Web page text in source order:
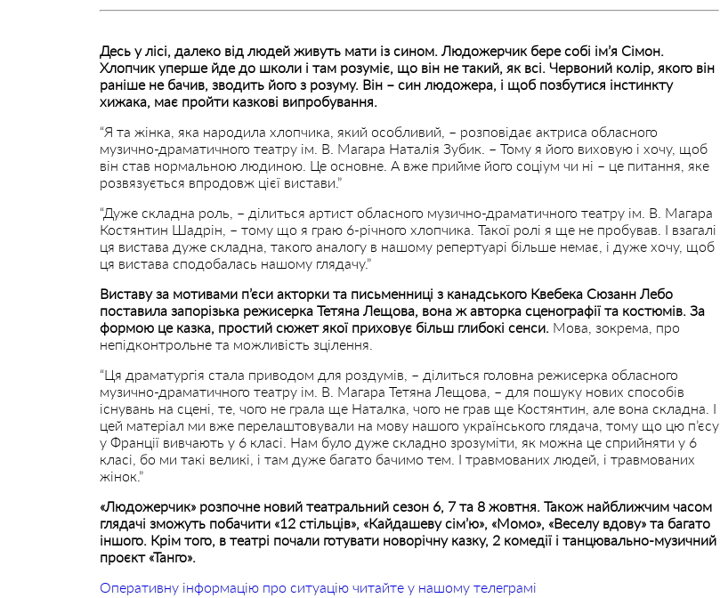
Десь у лісі, далеко від людей живуть мати із сином. Людожерчик бере собі ім’я Сімон.
Хлопчик уперше йде до школи і там розуміє, що він не такий, як всі. Червоний колір, якого він
раніше не бачив, зводить його з розуму. Він – син людожера, і щоб позбутися інстинкту
хижака, має пройти казкові випробування.
“Я та жінка, яка народила хлопчика, який особливий, – розповідає актриса обласного
музично-драматичного театру ім. В. Магара Наталія Зубик. – Тому я його виховую і хочу, щоб
він став нормальною людиною. Це основне. А вже прийме його соціум чи ні – це питання, яке
розвязується впродовж цієї вистави.”
“Дуже складна роль, – ділиться артист обласного музично-драматичного театру ім. В. Магара
Костянтин Шадрін, – тому що я граю 6-річного хлопчика. Такої ролі я ще не пробував. І взагалі
ця вистава дуже складна, такого аналогу в нашому репертуарі більше немає, і дуже хочу, щоб
ця вистава сподобалась нашому глядачу.”
Виставу за мотивами п’єси акторки та письменниці з канадського Квебека Сюзанн Лебо
поставила запорізька режисерка Тетяна Лещова, вона ж авторка сценографії та костюмів. За
формою це казка, простий сюжет якої приховує більш глибокі сенси. Мова, зокрема, про
непідконтрольне та можливість зцілення.
“Ця драматургія стала приводом для роздумів, – ділиться головна режисерка обласного
музично-драматичного театру ім. В. Магара Тетяна Лещова, – для пошуку нових способів
існувань на сцені, те, чого не грала ще Наталка, чого не грав ще Костянтин, але вона складна. І
цей матеріал ми вже перелаштовували на мову нашого українського глядача, тому що цю п’єсу
у Франції вивчають у 6 класі. Нам було дуже складно зрозуміти, як можна це сприйняти у 6
класі, бо ми такі великі, і там дуже багато бачимо тем. І травмованих людей, і травмованих
жінок.”
«Людожерчик» розпочне новий театральний сезон 6, 7 та 8 жовтня. Також найближчим часом
глядачі зможуть побачити «12 стільців», «Кайдашеву сім’ю», «Момо», «Веселу вдову» та багато
іншого. Крім того, в театрі почали готувати новорічну казку, 2 комедії і танцювально-музичний
проєкт «Танго».
Оперативну інформацію про ситуацію читайте у нашому телеграмі